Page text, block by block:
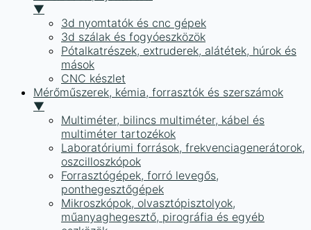
▼
3d nyomtatók és cnc gépek
3d szálak és fogyóeszközök
Pótalkatrészek, extruderek, alátétek, húrok és
mások
CNC készlet
Mérőműszerek, kémia, forrasztók és szerszámok
▼
Multiméter, bilincs multiméter, kábel és
multiméter tartozékok
Laboratóriumi források, frekvenciagenerátorok,
oszcilloszkópok
Forrasztógépek, forró levegős,
ponthegesztőgépek
Mikroszkópok, olvasztópisztolyok,
műanyaghegesztő, pirográfia és egyéb